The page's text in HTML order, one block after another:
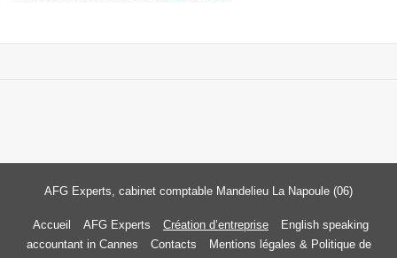
AFG Experts, cabinet comptable Mandelieu La Napoule (06)
Accueil AFG Experts Création d’entreprise
English speaking
accountant in Cannes
Contacts
Mentions légales & Politique de